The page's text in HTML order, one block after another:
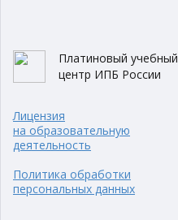
Платиновый учебный
центр ИПБ России
Лицензия
на образовательную
деятельность
Политика обработки
персональных данных